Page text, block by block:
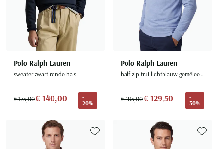
Polo Ralph Lauren
sweater zwart ronde hals
€ 175,00€ 140,00
-
20%
Polo Ralph Lauren
half zip trui lichtblauw gemêleerd
€ 185,00€ 129,50
-
30%
Toevoegen aan favorieten